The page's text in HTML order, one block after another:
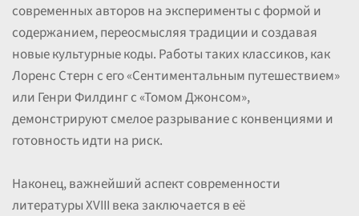
современных авторов на эксперименты с формой и
содержанием, переосмысляя традиции и создавая
новые культурные коды. Работы таких классиков, как
Лоренс Стерн с его «Сентиментальным путешествием»
или Генри Филдинг с «Томом Джонсом»,
демонстрируют смелое разрывание с конвенциями и
готовность идти на риск.
Наконец, важнейший аспект современности
литературы XVIII века заключается в её